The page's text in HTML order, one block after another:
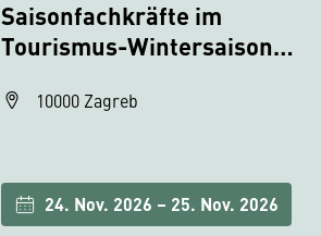
Saisonfachkräfte im
Tourismus-Wintersaison
10000 Zagreb
24. Nov. 2026 – 25. Nov. 2026